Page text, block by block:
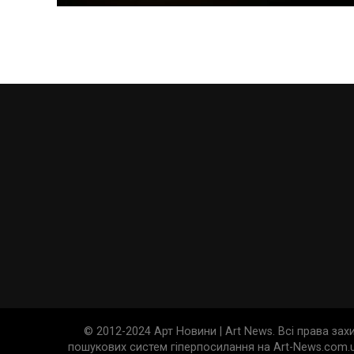
© 2012-2024 Арт Новини | Art News. Всі права
пошукових систем гіперпосилання на Art-